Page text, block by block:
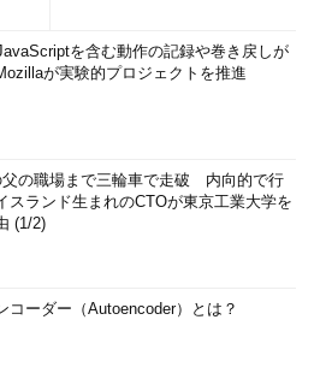
を含む動作の記録や巻き戻しが
が実験的プロジェクトを推進
父の職場まで三輪車で走破 内向的で行
スランド生まれのCTOが東京工業大学を
(1/2)
コーダー（Autoencoder）とは？